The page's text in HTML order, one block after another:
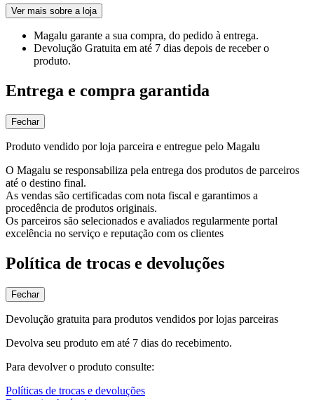
Ver mais sobre a loja
Magalu garante a sua compra, do pedido à entrega.
Devolução Gratuita em até 7 dias depois de receber o
produto.
Entrega e compra garantida
Fechar
Produto vendido por loja parceira e entregue pelo Magalu
O Magalu se responsabiliza pela entrega dos produtos de parceiros
até o destino final.
As vendas são certificadas com nota fiscal e garantimos a
procedência de produtos originais.
Os parceiros são selecionados e avaliados regularmente portal
excelência no serviço e reputação com os clientes
Política de trocas e devoluções
Fechar
Devolução gratuita para produtos vendidos por lojas parceiras
Devolva seu produto em até 7 dias do recebimento.
Para devolver o produto consulte:
Políticas de trocas e devoluções